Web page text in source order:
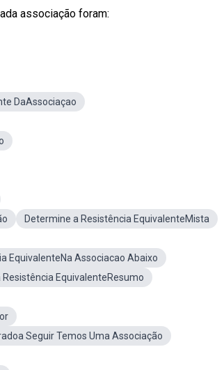
associação foram:
DaAssociaçao
Determine a Resistência EquivalenteMista
EquivalenteNa Associacao Abaixo
Resistência EquivalenteResumo
Seguir Temos Uma Associação